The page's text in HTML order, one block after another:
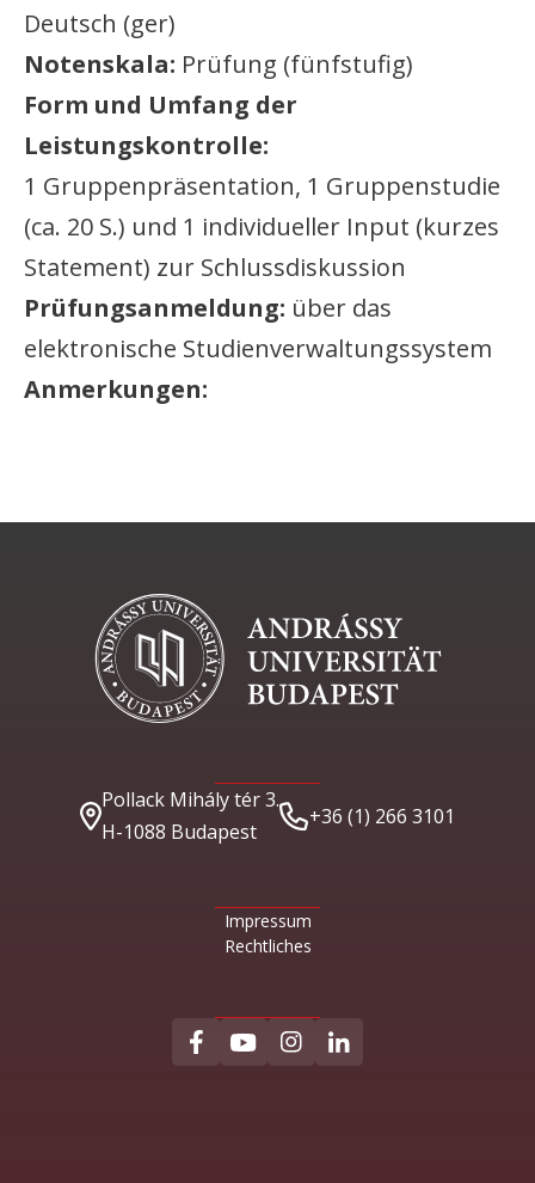
Deutsch (ger)
Notenskala: Prüfung (fünfstufig)
Form und Umfang der
Leistungskontrolle:
1 Gruppenpräsentation, 1 Gruppenstudie
(ca. 20 S.) und 1 individueller Input (kurzes
Statement) zur Schlussdiskussion
Prüfungsanmeldung: über das
elektronische Studienverwaltungssystem
Anmerkungen:
Pollack Mihály tér 3.
H-1088 Budapest
+36 (1) 266 3101
Impressum
Rechtliches